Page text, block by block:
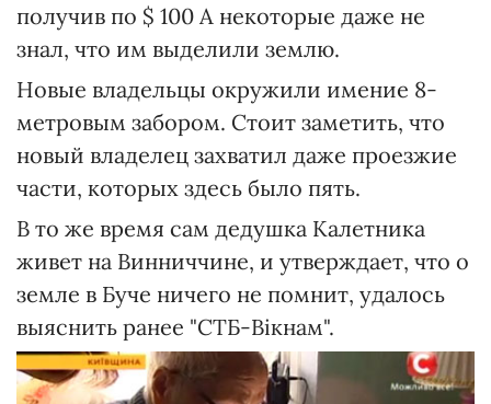
получив по $ 100 А некоторые даже не
знал, что им выделили землю.
Новые владельцы окружили имение 8-
метровым забором. Стоит заметить, что
новый владелец захватил даже проезжие
части, которых здесь было пять.
В то же время сам дедушка Калетника
живет на Винниччине, и утверждает, что о
земле в Буче ничего не помнит, удалось
выяснить ранее "СТБ-Вікнам".